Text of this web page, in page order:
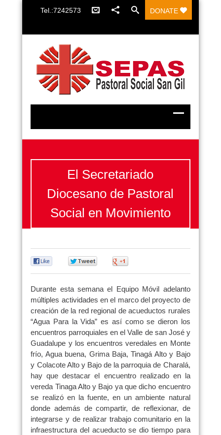
Tel.:7242573 DONATE
El Secretariado
Diocesano de Pastoral
Social en Movimiento
Durante esta semana el Equipo Móvil adelanto
múltiples actividades en el marco del proyecto de
creación de la red regional de acueductos rurales
“Agua Para la Vida” es así como se dieron los
encuentros parroquiales en el Valle de san José y
Guadalupe y los encuentros veredales en Monte
frío, Agua buena, Grima Baja, Tinagá Alto y Bajo
y Colacote Alto y Bajo de la parroquia de Charalá,
hay que destacar el encuentro realizado en la
vereda Tinaga Alto y Bajo ya que dicho encuentro
se realizó en la fuente, en un ambiente natural
donde además de compartir, de reflexionar, de
integrarse y de realizar trabajo comunitario en la
infraestructura del acueducto se dio tiempo para